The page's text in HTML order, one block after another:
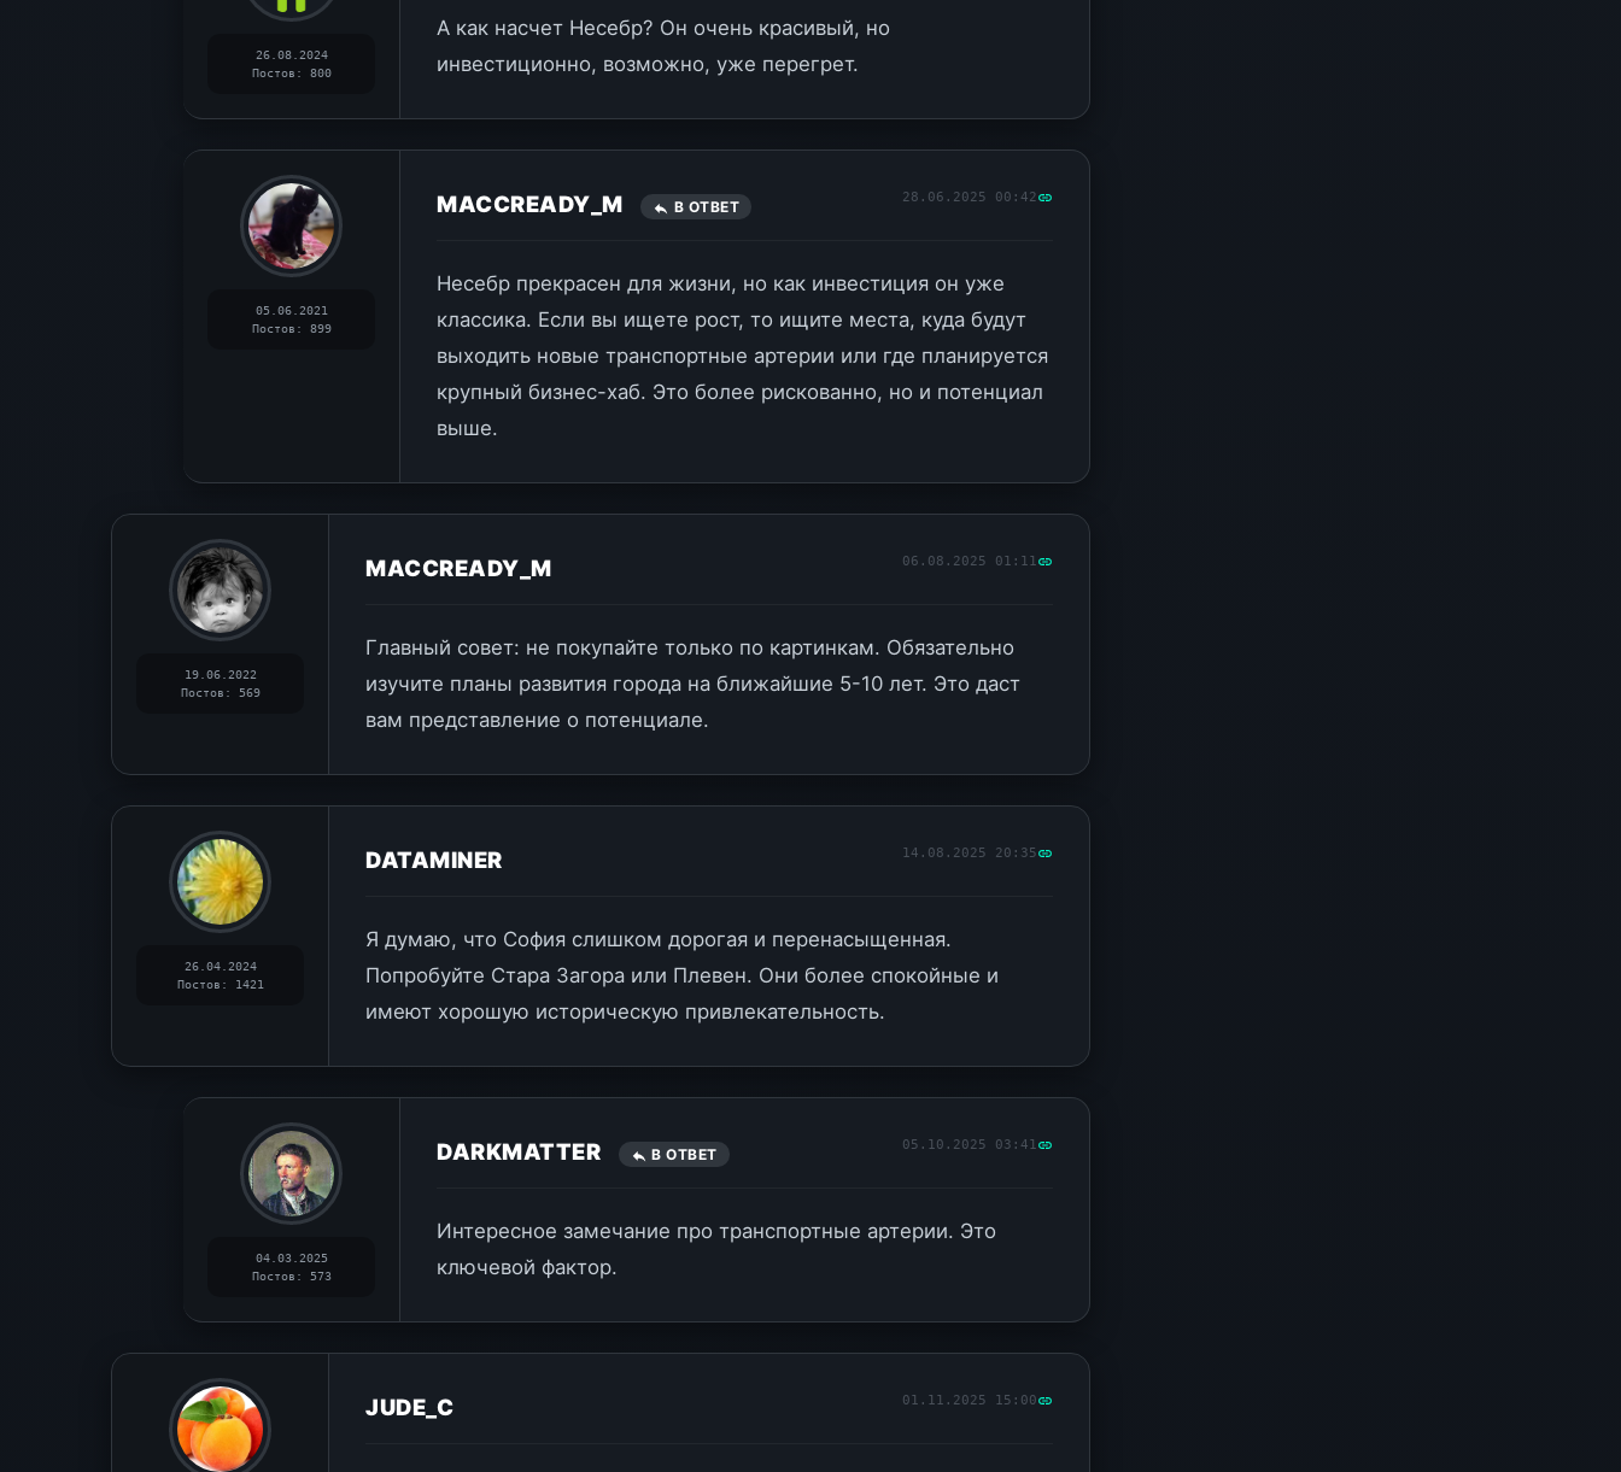
26.08.2024
Постов: 800
А как насчет Несебр? Он очень красивый, но
инвестиционно, возможно, уже перегрет.
05.06.2021
Постов: 899
MACCREADY_M В ОТВЕТ
28.06.2025 00:42
Несебр прекрасен для жизни, но как инвестиция он уже
классика. Если вы ищете рост, то ищите места, куда будут
выходить новые транспортные артерии или где планируется
крупный бизнес-хаб. Это более рискованно, но и потенциал
выше.
19.06.2022
Постов: 569
MACCREADY_M 06.08.2025 01:11
Главный совет: не покупайте только по картинкам. Обязательно
изучите планы развития города на ближайшие 5-10 лет. Это даст
вам представление о потенциале.
26.04.2024
Постов: 1421
DATAMINER 14.08.2025 20:35
Я думаю, что София слишком дорогая и перенасыщенная.
Попробуйте Стара Загора или Плевен. Они более спокойные и
имеют хорошую историческую привлекательность.
04.03.2025
Постов: 573
DARKMATTER В ОТВЕТ
05.10.2025 03:41
Интересное замечание про транспортные артерии. Это
ключевой фактор.
JUDE_C 01.11.2025 15:00